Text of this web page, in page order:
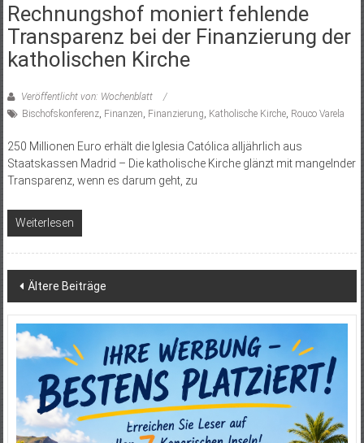
Rechnungshof moniert fehlende
Transparenz bei der Finanzierung der
katholischen Kirche
Veröffentlicht von: Wochenblatt
Bischofskonferenz, Finanzen Finanzierung Katholische Kirche, Rouco Varela
250 Millionen Euro erhält die Iglesia Católica alljährlich aus
Staatskassen Madrid – Die katholische Kirche glänzt mit mangelnder
Transparenz, wenn es darum geht, zu
Weiterlesen
Beitragsnavigation
Ältere Beiträge